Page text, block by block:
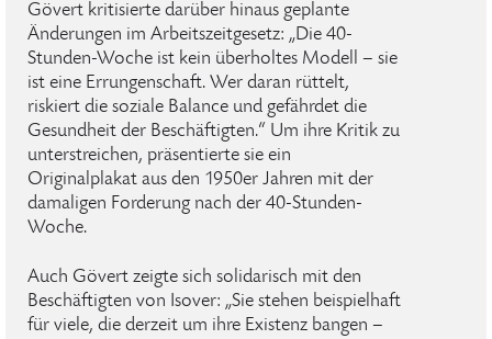
Gövert kritisierte darüber hinaus geplante
Änderungen im Arbeitszeitgesetz: „Die 40-
Stunden-Woche ist kein überholtes Modell – sie
ist eine Errungenschaft. Wer daran rüttelt,
riskiert die soziale Balance und gefährdet die
Gesundheit der Beschäftigten.“ Um ihre Kritik zu
unterstreichen, präsentierte sie ein
Originalplakat aus den 1950er Jahren mit der
damaligen Forderung nach der 40-Stunden-
Woche.
Auch Gövert zeigte sich solidarisch mit den
Beschäftigten von Isover: „Sie stehen beispielhaft
für viele, die derzeit um ihre Existenz bangen –